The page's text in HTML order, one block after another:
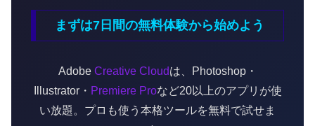
まずは7日間の無料体験から始めよう
Adobe Creative Cloudは、Photoshop・
Illustrator・ Premiere Proなど20以上のアプリが使
い放題。プロも使う本格ツールを無料で試せま